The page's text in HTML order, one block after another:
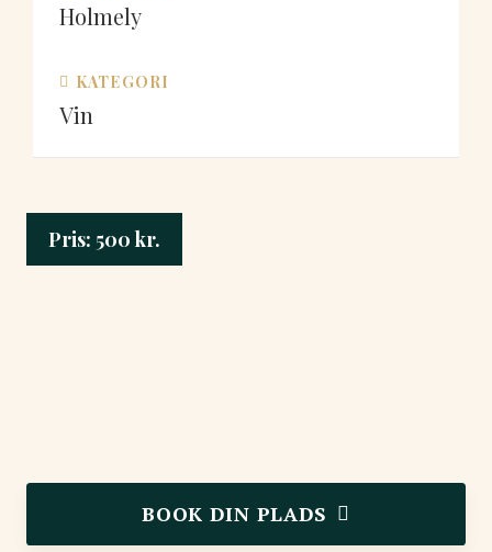
Holmely
KATEGORI
Vin
Pris: 500 kr.
BOOK DIN PLADS